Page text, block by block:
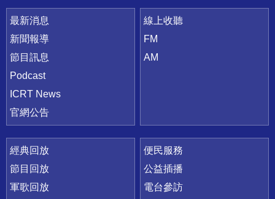
最新消息
新聞報導
節目訊息
Podcast
ICRT News
官網公告
線上收聽
FM
AM
經典回放
節目回放
軍歌回放
便民服務
公益插播
電台參訪